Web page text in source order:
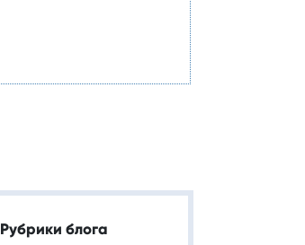
Рубрики блога